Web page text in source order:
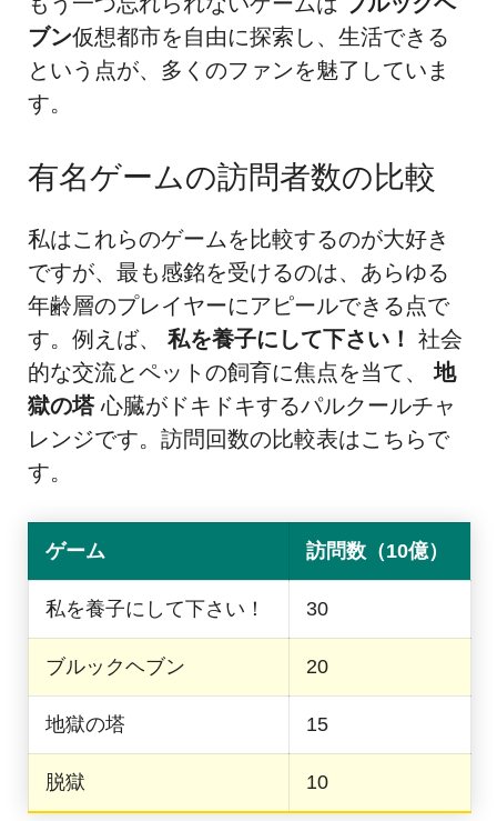
ブン仮想都市を自由に探索し、生活できる
という点が、多くのファンを魅了していま
す。
有名ゲームの訪問者数の比較
私はこれらのゲームを比較するのが大好き
ですが、最も感銘を受けるのは、あらゆる
年齢層のプレイヤーにアピールできる点で
す。例えば、 私を養子にして下さい！ 社会
的な交流とペットの飼育に焦点を当て、地
獄の塔心臓がドキドキするパルクールチャ
レンジです。訪問回数の比較表はこちらで
す。
ゲーム 訪問数（10億）
私を養子にして下さい！ 30
ブルックヘブン 20
地獄の塔 15
脱獄 10